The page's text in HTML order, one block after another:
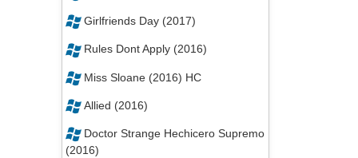
Girlfriends Day (2017)
Rules Dont Apply (2016)
Miss Sloane (2016) HC
Allied (2016)
Doctor Strange Hechicero Supremo
(2016)